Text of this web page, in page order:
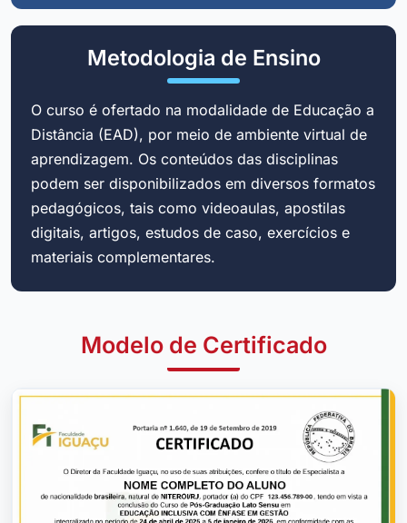
Metodologia de Ensino
O curso é ofertado na modalidade de Educação a
Distância (EAD), por meio de ambiente virtual de
aprendizagem. Os conteúdos das disciplinas
podem ser disponibilizados em diversos formatos
pedagógicos, tais como videoaulas, apostilas
digitais, artigos, estudos de caso, exercícios e
materiais complementares.
Modelo de Certificado